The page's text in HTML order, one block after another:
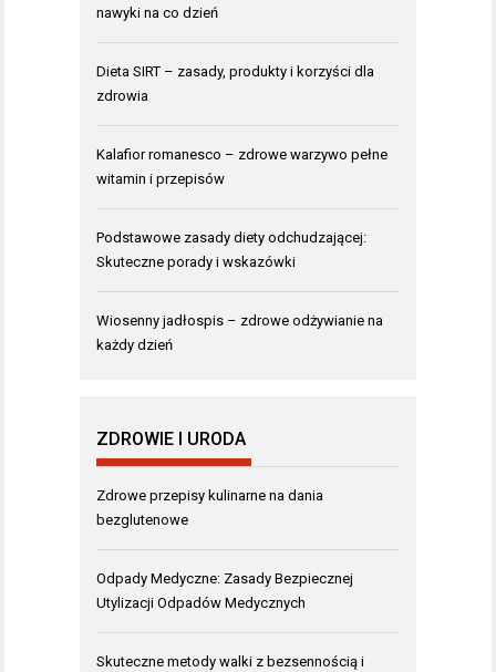
nawyki na co dzień
Dieta SIRT – zasady, produkty i korzyści dla
zdrowia
Kalafior romanesco – zdrowe warzywo pełne
witamin i przepisów
Podstawowe zasady diety odchudzającej:
Skuteczne porady i wskazówki
Wiosenny jadłospis – zdrowe odżywianie na
każdy dzień
ZDROWIE I URODA
Zdrowe przepisy kulinarne na dania
bezglutenowe
Odpady Medyczne: Zasady Bezpiecznej
Utylizacji Odpadów Medycznych
Skuteczne metody walki z bezsennością i